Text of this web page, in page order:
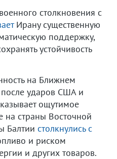
столкновения с
Ирану существенную
поддержку,
устойчивость
на Ближнем
после ударов США и
ощутимое
на страны Восточной
Балтии столкнулись с
и риском
и других товаров.